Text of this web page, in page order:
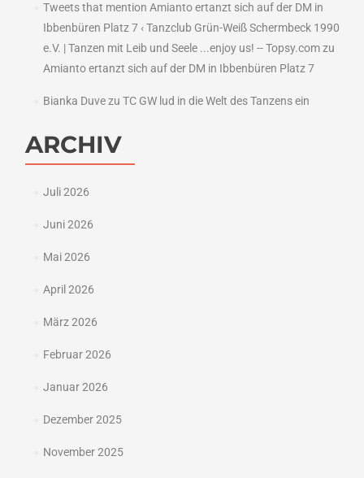
Tweets that mention Amianto ertanzt sich auf der DM in
Ibbenbüren Platz 7 ‹ Tanzclub Grün-Weiß Schermbeck 1990
e.V. | Tanzen mit Leib und Seele ...enjoy us! -- Topsy.comzu
Amianto ertanzt sich auf der DM in Ibbenbüren Platz 7
Bianka Duvezu TC GW lud in die Welt des Tanzens ein
ARCHIV
Juli 2026
Juni 2026
Mai 2026
April 2026
März 2026
Februar 2026
Januar 2026
Dezember 2025
November 2025